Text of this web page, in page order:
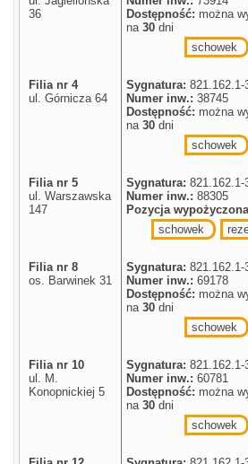
36
Dostępność: można
na30 dni
schowek
Filia nr 4
ul. Górnicza 64
Sygnatura: 821.162.1-
Numer inw.: 38745
Dostępność: można
na30 dni
schowek
Filia nr 5
ul. Warszawska
147
Sygnatura: 821.162.1-
Numer inw.: 88305
Pozycja
schowek
Filia nr 8
os. Barwinek 31
Sygnatura: 821.162.1-
Numer inw.: 69178
Dostępność: można
na30 dni
schowek
Filia nr 10
ul. M.
Konopnickiej 5
Sygnatura: 821.162.1-
Numer inw.: 60781
Dostępność: można
na30 dni
schowek